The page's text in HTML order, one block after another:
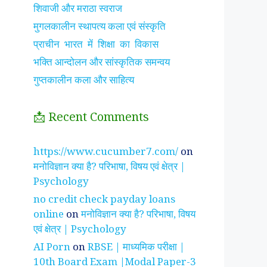
झाँसी की रानी के रहस्मयी
सुनीता विलियम्स ~
भारतीय मूल की अन्तरिक्ष
यात्री
शिवाजी और मराठा स्वराज
मुगलकालीन स्थापत्य कला एवं संस्कृति
प्राचीन भारत में शिक्षा का विकास
भक्ति आन्दोलन और सांस्कृतिक समन्वय
गुप्तकालीन कला और साहित्य
📩 Recent Comments
https://www.cucumber7.com/ on
मनोविज्ञान क्या है? परिभाषा, विषय एवं क्षेत्र |
Psychology
no credit check payday loans
online onमनोविज्ञान क्या है? परिभाषा, विषय
एवं क्षेत्र | Psychology
AI Porn onRBSE | माध्यमिक परीक्षा |
10th Board Exam |Modal Paper-3